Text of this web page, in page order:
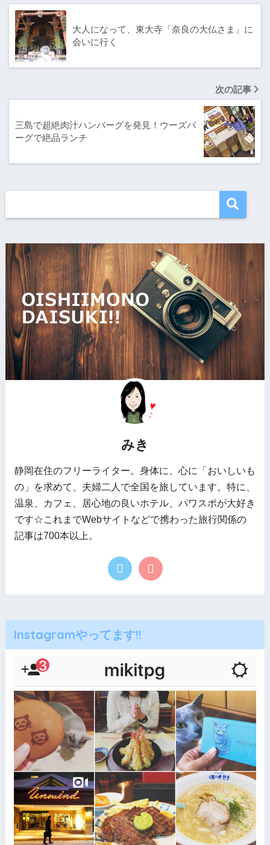
大人になって、東大寺「奈良の大仏さま」に
会いに行く
次の記事
三島で超絶肉汁ハンバーグを発見！ウーズバ
ーグで絶品ランチ
みき
静岡在住のフリーライター。身体に、心に「おいしいも
の」を求めて、夫婦二人で全国を旅しています。特に、
温泉、カフェ、居心地の良いホテル、パワスポが大好き
です☆これまでWebサイトなどで携わった旅行関係の
記事は700本以上。
Instagramやってます!!